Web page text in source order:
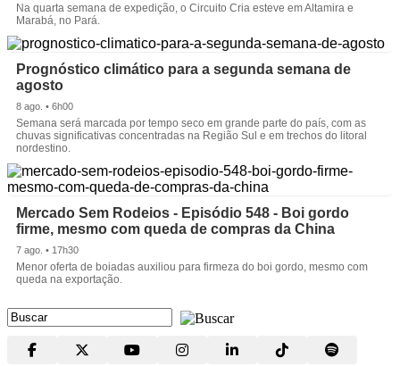
Na quarta semana de expedição, o Circuito Cria esteve em Altamira e
Marabá, no Pará.
Prognóstico climático para a segunda semana de
agosto
8 ago. • 6h00
Semana será marcada por tempo seco em grande parte do país, com as
chuvas significativas concentradas na Região Sul e em trechos do litoral
nordestino.
Mercado Sem Rodeios - Episódio 548 - Boi gordo
firme, mesmo com queda de compras da China
7 ago. • 17h30
Menor oferta de boiadas auxiliou para firmeza do boi gordo, mesmo com
queda na exportação.